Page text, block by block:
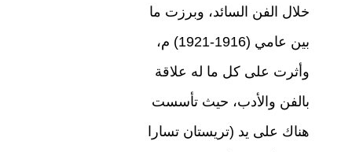
خلال الفن السائد، وبرزت ما
بين عامي (1916-1921) م،
وأثرت على كل ما له علاقة
بالفن والأدب، حيث تأسست
هناك على يد (تريستان تسارا